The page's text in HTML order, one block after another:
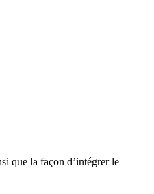
que la façon d’intégrer le